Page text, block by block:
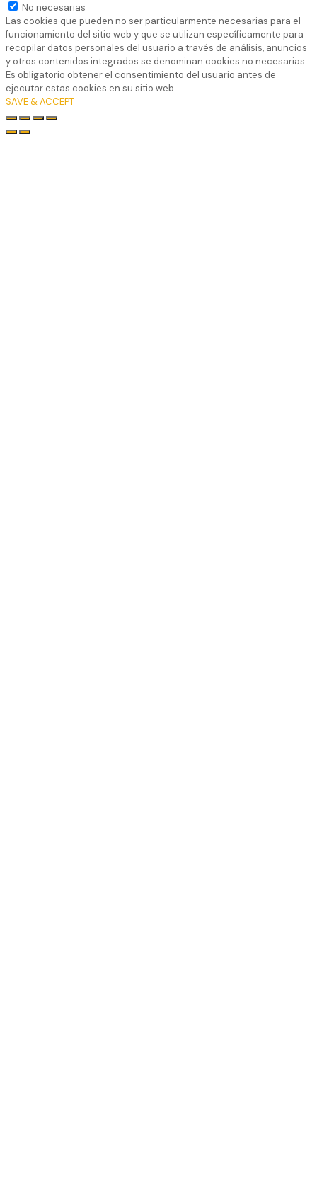
No necesarias
Las cookies que pueden no ser particularmente necesarias para el
funcionamiento del sitio web y que se utilizan específicamente para
recopilar datos personales del usuario a través de análisis, anuncios
y otros contenidos integrados se denominan cookies no necesarias.
Es obligatorio obtener el consentimiento del usuario antes de
ejecutar estas cookies en su sitio web.
SAVE & ACCEPT